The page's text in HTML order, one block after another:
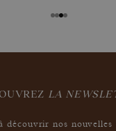
LA
découvrir nos nouvelles